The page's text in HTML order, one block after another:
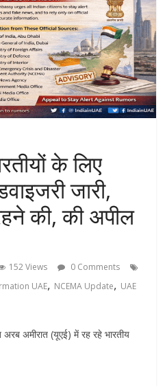
के लिए
जारी,
की, की अपील
152 Views
0 Comments
UAE, NCEMA Update, UAE
अमीरात (यूएई) में रह रहे भारतीय